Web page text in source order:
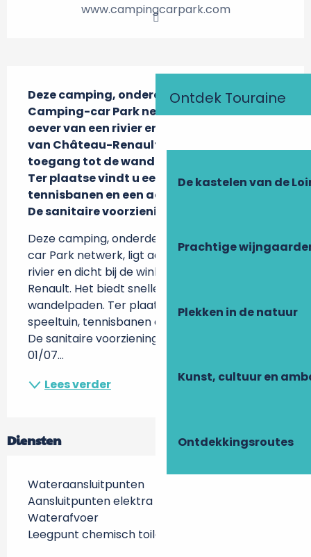
Ontdek Touraine
De kastelen van de
Prachtige
Plekken in de natuur
Kunst, cultuur en
Ontdekkingsroutes
www.campingcarpark.com
Deze camping, onderdeel van het
Camping-car Park netwerk, ligt aan de
oever van een rivier en dicht bij de winkels
van Château-Renault. Het biedt snelle
toegang tot de wandelpaden.
Ter plaatse vindt u een speeltuin,
tennisbanen en een aquacentrum.
De sanitaire voorzieningen zijn geopend
Deze camping, onderdeel van het Camping-
car Park netwerk, ligt aan de oever van een
rivier en dicht bij de winkels van Château-
Renault. Het biedt snelle toegang tot de
wandelpaden. Ter plaatse vindt u een
speeltuin, tennisbanen en een aquacentrum.
De sanitaire voorzieningen zijn geopend van
01/07...
Lees verder
Diensten
Wateraansluitpunten
Aansluitpunten elektra
Waterafvoer
Leegpunt chemisch toilet